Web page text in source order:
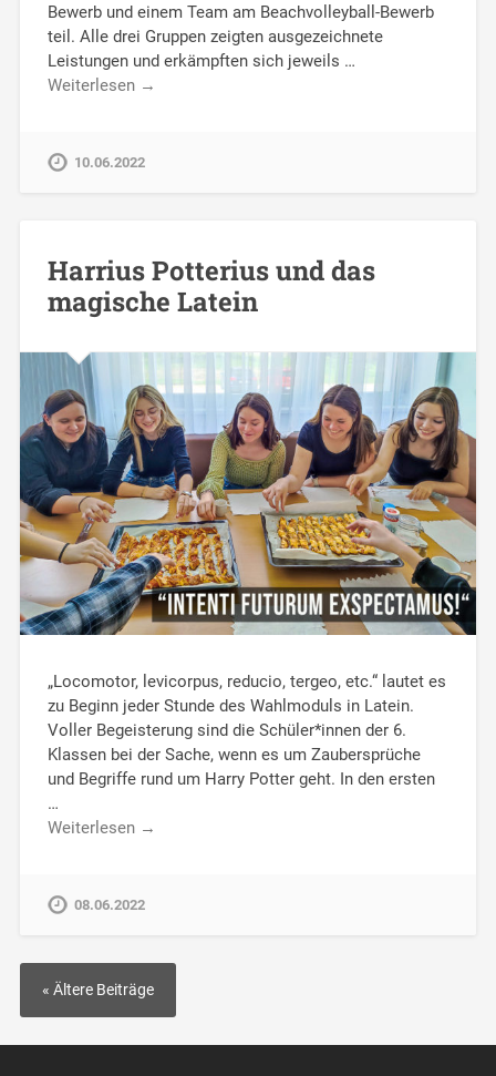
Bewerb und einem Team am Beachvolleyball-Bewerb
teil. Alle drei Gruppen zeigten ausgezeichnete
Leistungen und erkämpften sich jeweils …
Weiterlesen →
10.06.2022
Harrius Potterius und das
magische Latein
„Locomotor, levicorpus, reducio, tergeo, etc.“ lautet es
zu Beginn jeder Stunde des Wahlmoduls in Latein.
Voller Begeisterung sind die Schüler*innen der 6.
Klassen bei der Sache, wenn es um Zaubersprüche
und Begriffe rund um Harry Potter geht. In den ersten
…
Weiterlesen →
08.06.2022
« Ältere Beiträge